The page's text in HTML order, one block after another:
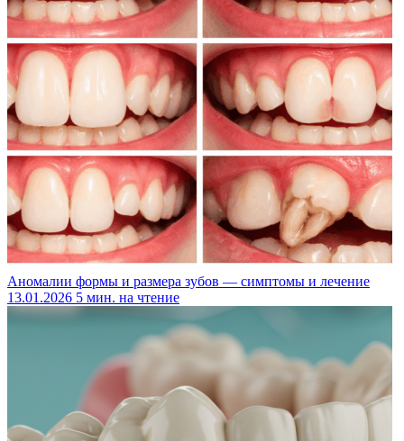
Аномалии формы и размера зубов — симптомы и лечение
13.01.2026 5 мин. на чтение